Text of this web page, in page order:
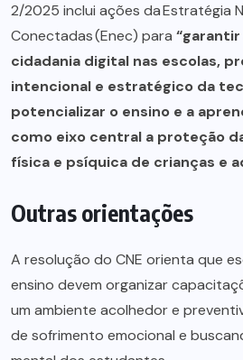
2/2025 inclui ações da Estratégia
Conectadas (Enec) para
cidadania digital nas escolas,
intencional e estratégico da
potencializar o ensino e a
como eixo central a proteção
física e psíquica de crianças e
Outras orientações
A resolução do CNE orienta que
ensino devem organizar
um ambiente acolhedor e
de sofrimento emocional e